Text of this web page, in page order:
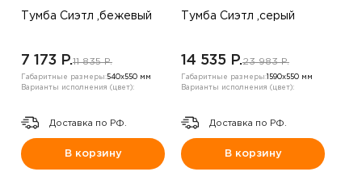
Тумба Сиэтл ,бежевый
7 173 P.11 835 P.
Габаритные размеры:540х550 мм
Варианты исполнения (цвет):
Доставка по РФ.
В корзину
Тумба Сиэтл ,серый
14 535 P.23 983 P.
Габаритные размеры: 1590х550 мм
Варианты исполнения (цвет):
Доставка по РФ.
В корзину